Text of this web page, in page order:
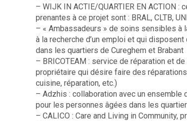
– WIJK IN ACTIE/QUARTIER EN ACTION
prenantes à ce projet sont : BRAL, CLTB,
– « Ambassadeurs » de soins sensibles à
à la recherche d’un emploi et qui
dans les quartiers de Cureghem et Brabant
– BRICOTEAM : service de réparation et
propriétaire qui désire faire des
cuisine, réparation, etc.)
– Adzhis : collaboration avec un
pour les personnes âgées dans les
– CALICO : Care and Living in